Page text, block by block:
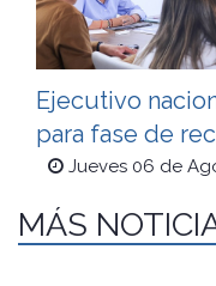
Ejecutivo
para fase de
Jueves 06 de
MÁS